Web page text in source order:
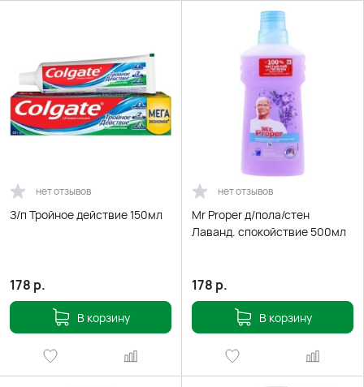
нет отзывов
З/п Тройное действие 150мл
178 р.
В корзину
нет отзывов
Mr Proper д/пола/стен
Лаванд. спокойствие 500мл
178 р.
В корзину